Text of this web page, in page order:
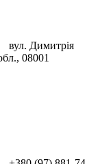
вул. Димитрія
08001